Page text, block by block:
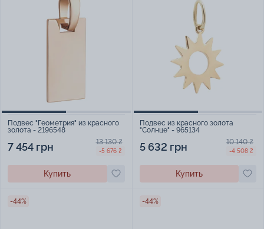
Подвес "Геометрия" из красного
золота - 2196548
7 454 грн 13 130 ₴
-5 676 ₴
Купить
Подвес из красного золота
"Солнце" - 965134
5 632 грн 10 140 ₴
-4 508 ₴
Купить
-44% -44%